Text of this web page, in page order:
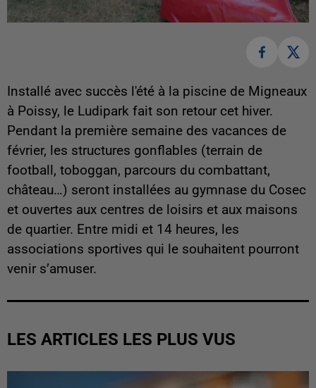
Installé avec succès l'été à la piscine de Migneaux
à Poissy, le Ludipark fait son retour cet hiver.
Pendant la première semaine des vacances de
février, les structures gonflables (terrain de
football, toboggan, parcours du combattant,
château…) seront installées au gymnase du Cosec
et ouvertes aux centres de loisirs et aux maisons
de quartier. Entre midi et 14 heures, les
associations sportives qui le souhaitent pourront
venir s’amuser.
LES ARTICLES LES PLUS VUS